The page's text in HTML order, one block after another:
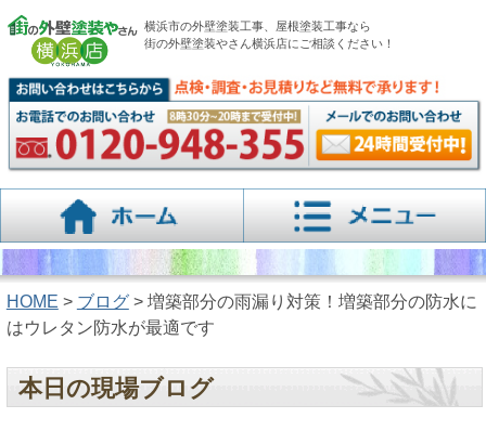
横浜市の外壁塗装工事、屋根塗装工事なら
街の外壁塗装やさん横浜店にご相談ください！
HOME > ブログ> 増築部分の雨漏り対策！増築部分の防水に
はウレタン防水が最適です
本日の現場ブログ